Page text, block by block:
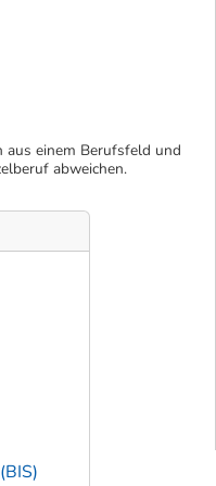
aus einem Berufsfeld und
abweichen.